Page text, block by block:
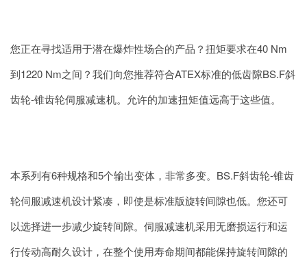
您正在寻找适用于潜在爆炸性场合的产品？扭矩要求在40 Nm
到1220 Nm之间？我们向您推荐符合ATEX标准的低齿隙BS.F斜
齿轮-锥齿轮伺服减速机。允许的加速扭矩值远高于这些值。
本系列有6种规格和5个输出变体，非常多变。BS.F斜齿轮-锥齿
轮伺服减速机设计紧凑，即使是标准版旋转间隙也低。您还可
以选择进一步减少旋转间隙。伺服减速机采用无磨损运行和运
行传动高耐久设计，在整个使用寿命期间都能保持旋转间隙的